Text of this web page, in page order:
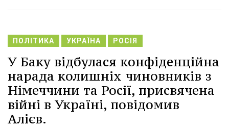
ПОЛІТИКА УКРАЇНА РОСІЯ
У Баку відбулася конфіденційна
нарада колишніх чиновників з
Німеччини та Росії, присвячена
війні в Україні, повідомив
Алієв.